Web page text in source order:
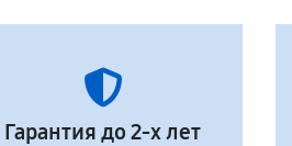
Гарантия до 2-х лет